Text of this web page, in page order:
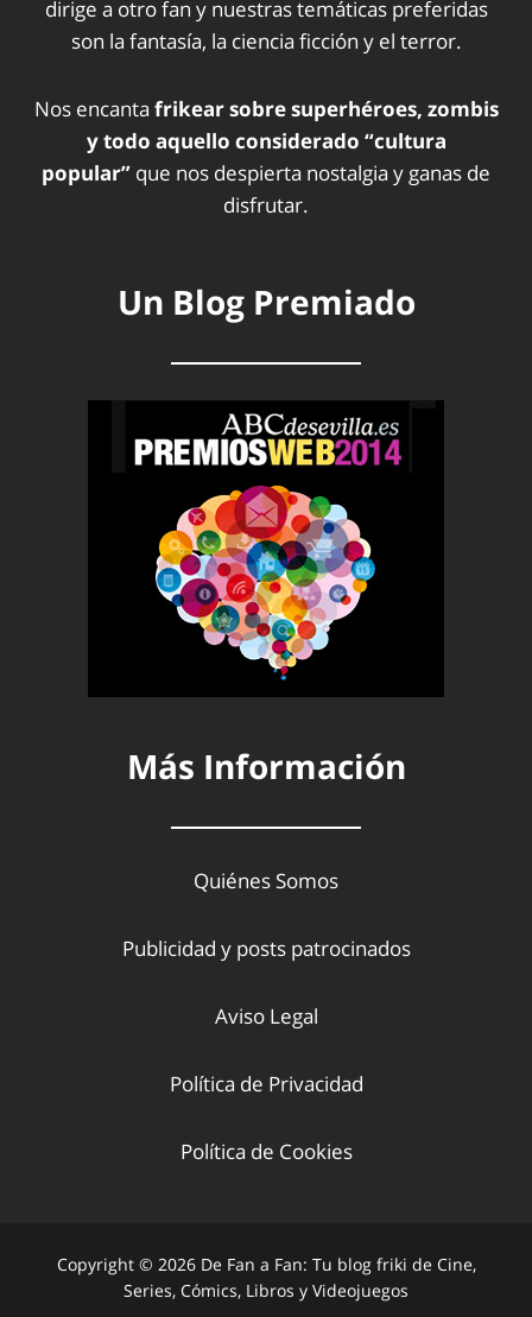
dirige a otro fan y nuestras temáticas preferidas
son la fantasía, la ciencia ficción y el terror.
Nos encanta frikear sobre superhéroes, zombis
y todo aquello considerado “cultura
popular” que nos despierta nostalgia y ganas de
disfrutar.
Un Blog Premiado
Más Información
Quiénes Somos
Publicidad y posts patrocinados
Aviso Legal
Política de Privacidad
Política de Cookies
Copyright © 2026 De Fan a Fan: Tu blog friki de Cine,
Series, Cómics, Libros y Videojuegos